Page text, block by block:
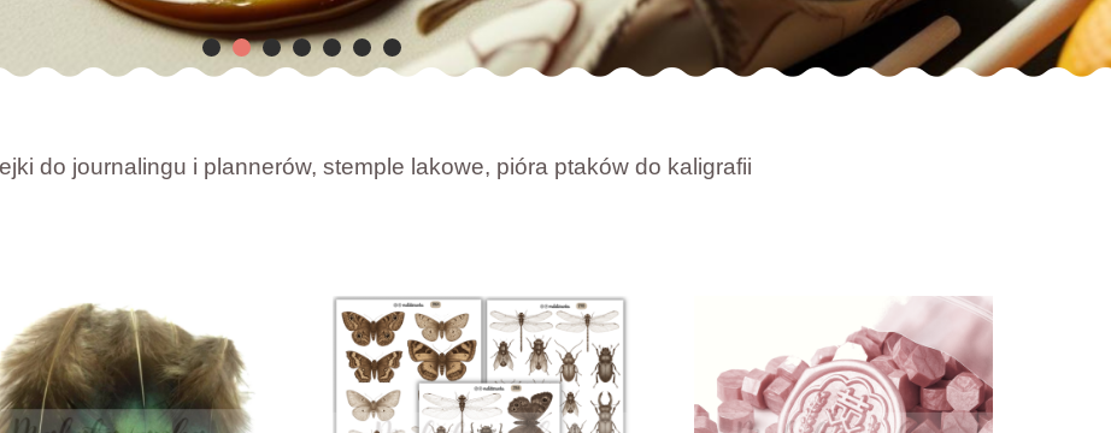
do journalingu i plannerów, stemple lakowe, pióra ptaków do kaligrafii